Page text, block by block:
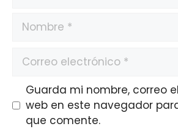
Guarda mi nombre, correo
web en este navegador
que comente.